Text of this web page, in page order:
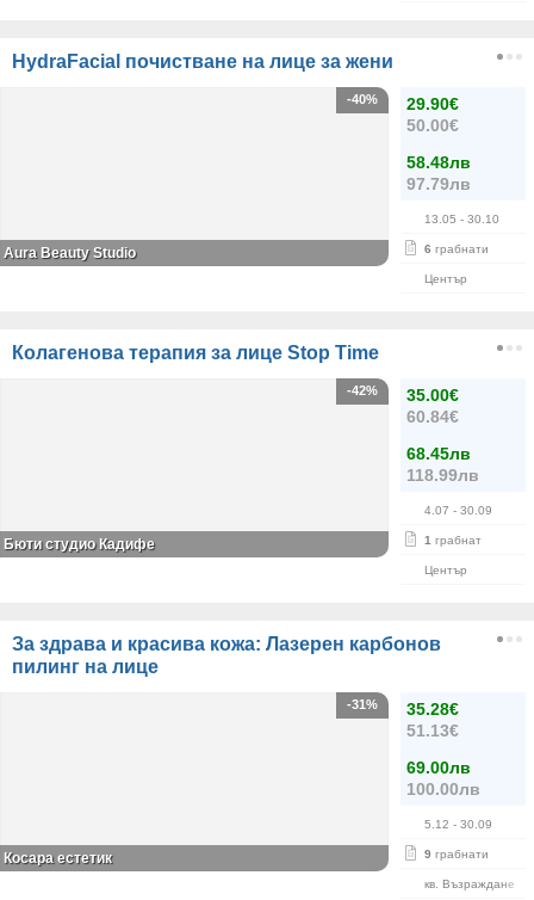
HydraFacial почистване на лице за жени
29.90€
50.00€
58.48лв
97.79лв
13.05 - 30.10
6 грабнати
Център
-40%
Aura Beauty Studio
Колагенова терапия за лице Stop Time
35.00€
60.84€
68.45лв
118.99лв
4.07 - 30.09
1 грабнат
Център
-42%
Бюти студио Кадифе
За здрава и красива кожа: Лазерен карбонов
пилинг на лице
35.28€
51.13€
69.00лв
100.00лв
5.12 - 30.09
9 грабнати
кв. Възраждане
-31%
Косара естетик